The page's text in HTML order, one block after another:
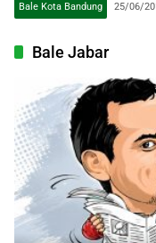
Bale Kota Bandung 25/06/
Bale Jabar